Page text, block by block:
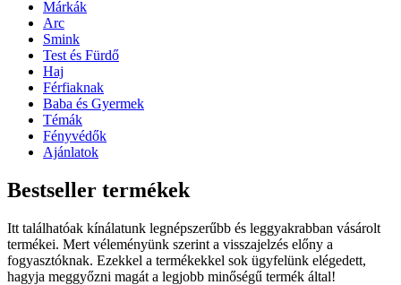
Márkák
Arc
Smink
Test és Fürdő
Haj
Férfiaknak
Baba és Gyermek
Témák
Fényvédők
Ajánlatok
Bestseller termékek
Itt találhatóak kínálatunk legnépszerűbb és leggyakrabban vásárolt
termékei. Mert véleményünk szerint a visszajelzés előny a
fogyasztóknak. Ezekkel a termékekkel sok ügyfelünk elégedett,
hagyja meggyőzni magát a legjobb minőségű termék által!